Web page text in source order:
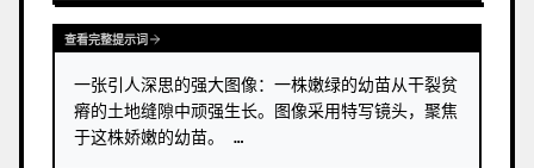
查看完整提示词
一张引人深思的强大图像：一株嫩绿的幼苗从干裂贫
瘠的土地缝隙中顽强生长。图像采用特写镜头，聚焦
于这株娇嫩的幼苗。 …